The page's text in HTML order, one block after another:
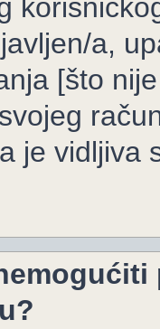
a,
[što
je vidljiva